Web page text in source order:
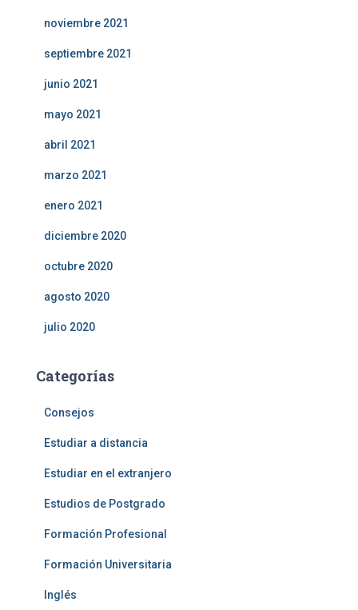
noviembre 2021
septiembre 2021
junio 2021
mayo 2021
abril 2021
marzo 2021
enero 2021
diciembre 2020
octubre 2020
agosto 2020
julio 2020
Categorías
Consejos
Estudiar a distancia
Estudiar en el extranjero
Estudios de Postgrado
Formación Profesional
Formación Universitaria
Inglés